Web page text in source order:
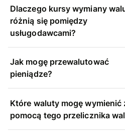
Dlaczego kursy wymiany
różnią się pomiędzy
usługodawcami?
Jak mogę przewalutować
pieniądze?
Które waluty mogę wymienić
pomocą tego przelicznika